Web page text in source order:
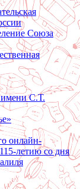
Союза
имени С.Т.
онлайн-
летию со дня